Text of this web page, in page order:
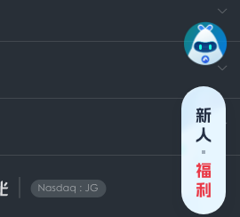
技
安
企